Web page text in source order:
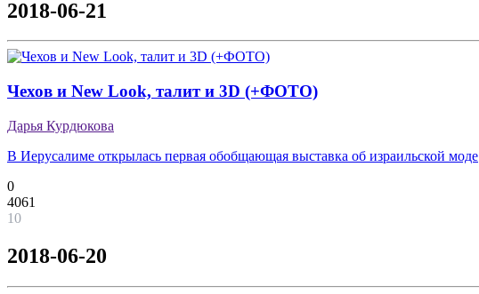
2018-06-21
Чехов и New Look, талит и 3D (+ФОТО)
Дарья Курдюкова
В Иерусалиме открылась первая обобщающая выставка об израильской моде
0
4061
10
2018-06-20